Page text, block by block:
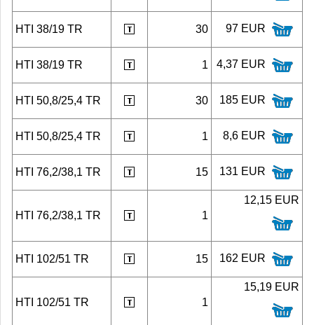
HTI 38/19 TR 30 97 EUR
HTI 38/19 TR 1 4,37 EUR
HTI 50,8/25,4 TR 30 185 EUR
HTI 50,8/25,4 TR 1 8,6 EUR
HTI 76,2/38,1 TR 15 131 EUR
HTI 76,2/38,1 TR 1
12,15 EUR
HTI 102/51 TR 15 162 EUR
HTI 102/51 TR 1
15,19 EUR